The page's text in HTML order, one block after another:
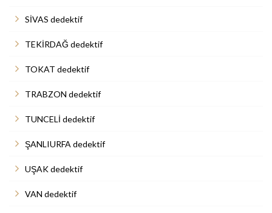
SİVAS dedektif
TEKİRDAĞ dedektif
TOKAT dedektif
TRABZON dedektif
TUNCELİ dedektif
ŞANLIURFA dedektif
UŞAK dedektif
VAN dedektif